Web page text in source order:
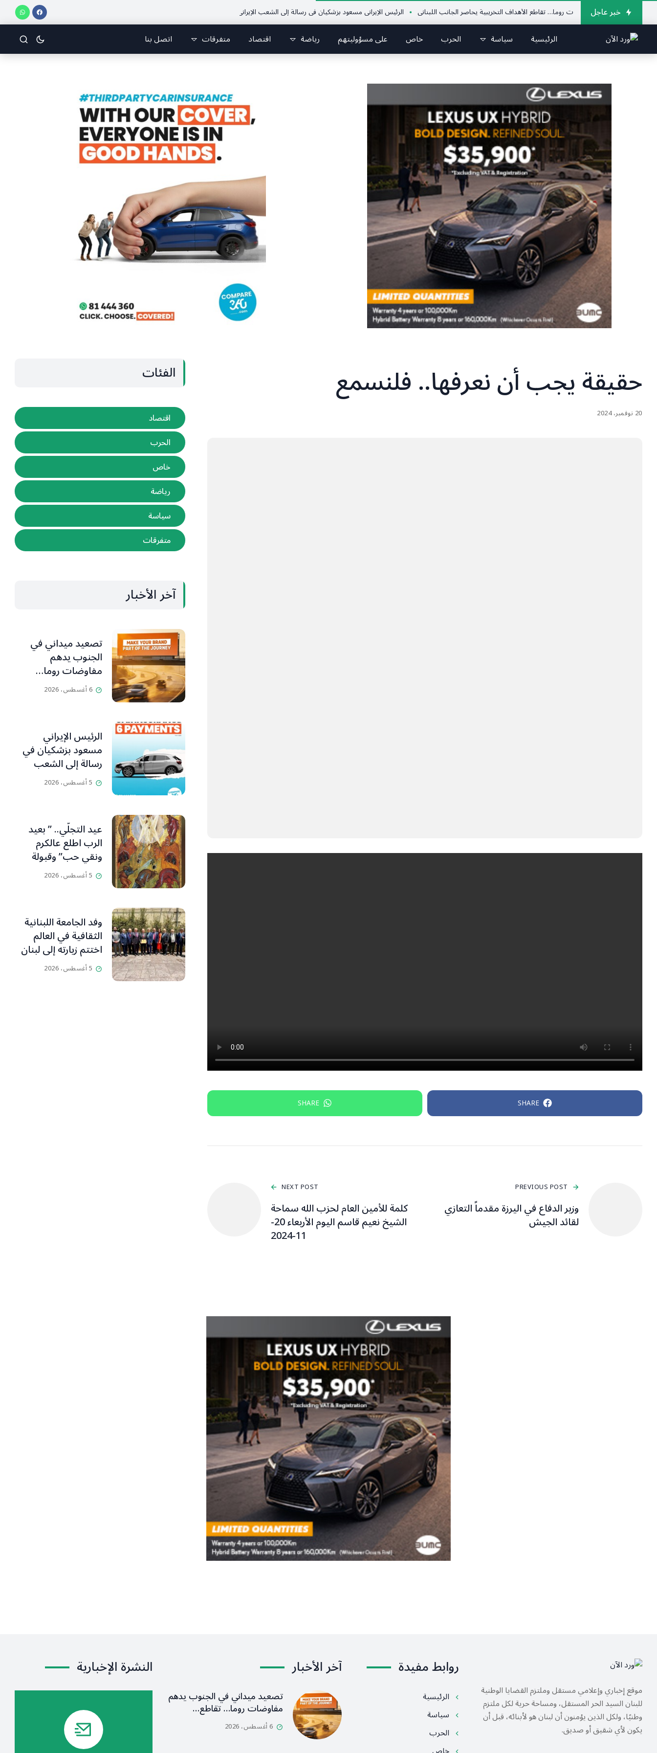
خبر عاجل
يدهم مفاوضات روما… تقاطع الأهداف التخريبية يحاصر الجانب اللبناني الرئيس الإيراني مسعود بزشكيان في رسالة إلى الشعب الإيراني:كل جهود العدو تتركز على إيجاد الفرقة والانقسام في إيران. عيد التجلّي.. ” بعيد الرب اطلع
الرئيسية سياسة الحرب خاص على مسؤوليتهم رياضة اقتصاد متفرقات اتصل بنا
حقيقة يجب أن نعرفها.. فلنسمع
20 نوفمبر، 2024
SHARE
SHARE
PREVIOUS POST
وزير الدفاع في اليرزة مقدماً التعازي
لقائد الجيش
NEXT POST
كلمة للأمين العام لحزب الله سماحة
الشيخ نعيم قاسم اليوم الأربعاء 20-
11-2024
الفئات
اقتصاد
الحرب
خاص
رياضة
سياسة
متفرقات
آخر الأخبار
تصعيد ميداني في
الجنوب يدهم
مفاوضات روما…
تقاطع الأهداف
التخريبية يحاصر
6 أغسطس، 2026
الرئيس الإيراني
مسعود بزشكيان في
رسالة إلى الشعب
الإيراني:كل جهود
العدو تتركز على إيجاد
5 أغسطس، 2026
عيد التجلّي.. ” بعيد
الرب اطلع عالكرم
ونقي حب” وقبولة
وفرقيع
5 أغسطس، 2026
وفد الجامعة اللبنانية
الثقافية في العالم
اختتم زيارته إلى لبنان
مؤكدا: إطلاق مسار
“لبنان… اليوم التالي”
5 أغسطس، 2026
موقع إخباري وإعلامي مستقل وملتزم القضايا الوطنية
للبنان السيد الحر المستقل، ومساحة حرية لكل ملتزم
وطنيًا، ولكل الذين يؤمنون أن لبنان هو لأبنائه، قبل أن
يكون لأي شقيق أو صديق.
روابط مفيدة
الرئيسية
سياسة
الحرب
آخر الأخبار
تصعيد ميداني في الجنوب يدهم
مفاوضات روما… تقاطع…
6 أغسطس، 2026
النشرة الإخبارية